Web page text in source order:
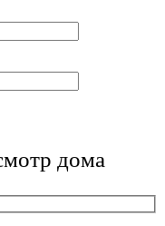
дома